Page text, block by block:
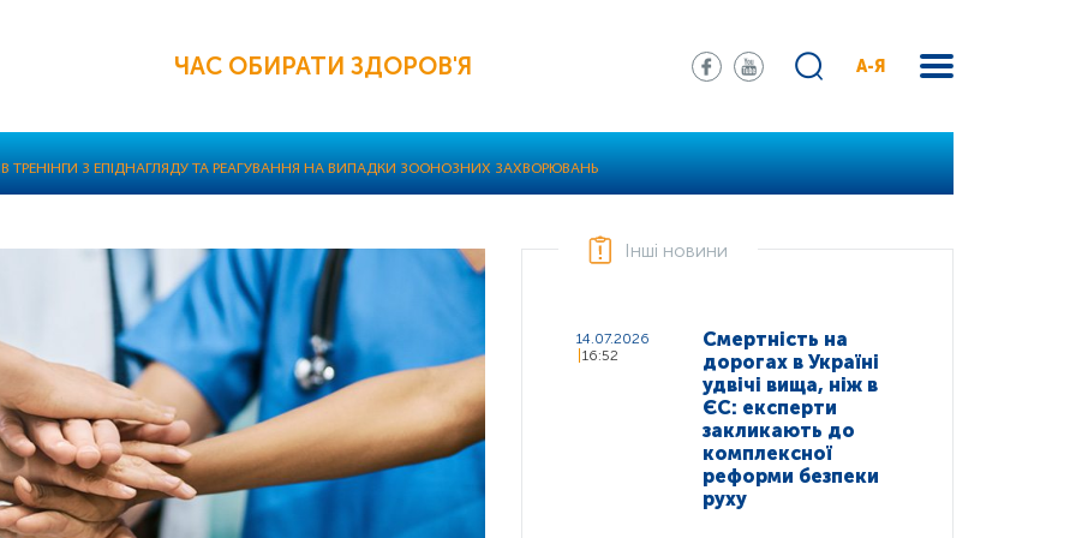
ЧАС ОБИРАТИ ЗДОРОВ'Я А-Я
ТРЕНІНГИ З ЕПІДНАГЛЯДУ ТА РЕАГУВАННЯ НА ВИПАДКИ ЗООНОЗНИХ ЗАХВОРЮВАНЬ
Інші новини
14.07.2026
16:52
Смертність на
дорогах в Україні
удвічі вища, ніж в
ЄС: експерти
закликають до
комплексної
реформи безпеки
руху